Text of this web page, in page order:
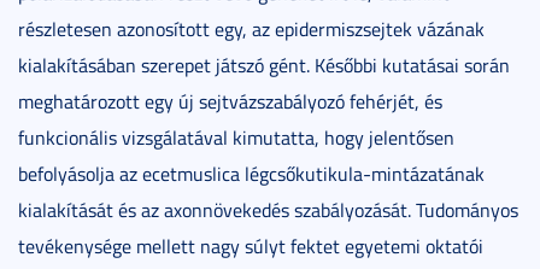
részletesen azonosított egy, az epidermiszsejtek vázának
kialakításában szerepet játszó gént. Későbbi kutatásai során
meghatározott egy új sejtvázszabályozó fehérjét, és
funkcionális vizsgálatával kimutatta, hogy jelentősen
befolyásolja az ecetmuslica légcsőkutikula-mintázatának
kialakítását és az axonnövekedés szabályozását. Tudományos
tevékenysége mellett nagy súlyt fektet egyetemi oktatói